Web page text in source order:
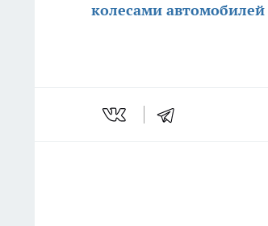
колесами автомобилей